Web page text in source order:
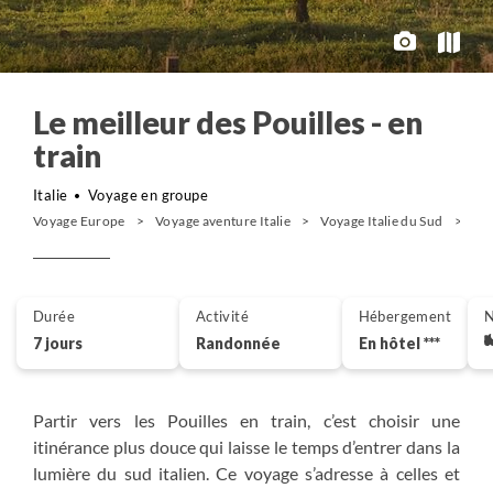
Le meilleur des Pouilles - en
train
Italie Voyage en groupe
Voyage Europe Voyage aventure Italie Voyage Italie du Sud
Partir vers les Pouilles en train, c’est choisir une
itinérance plus douce qui laisse le temps d’entrer dans la
lumière du sud italien. Ce voyage s’adresse à celles et
Durée
7 jours
Activité
Randonnée
Hébergement
En hôtel ***